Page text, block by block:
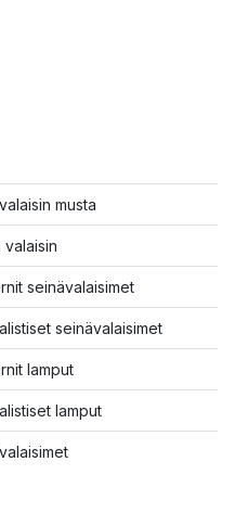
musta
seinävalaisimet
seinävalaisimet
lamput
lamput